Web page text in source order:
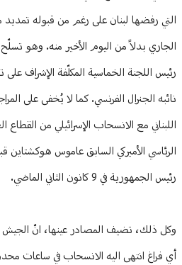
الجاري بدلاً من اليوم الأخير منه. وهو
رئيس اللجنة الخماسية المكلّفة الإشراف
نائبه الجنرال الفرنسي. كما لا يُخفى على
اللبناني مع الانسحاب الإسرائيلي من
رئيس الجمهورية في 9 كانون الثاني الماضي.
وكل ذلك، تضيف المصادر عينها، انّ الجيش
أي فراغ انتهى اليه الانسحاب في ساعات